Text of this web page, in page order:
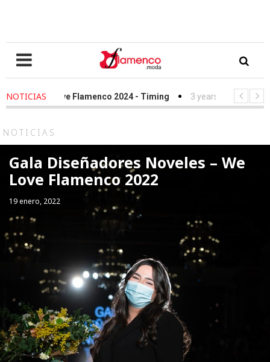
NOTICIAS
- We Love Flamenco 2024 - Timing 3 years ago
Simof
NOTICIAS
Gala Diseñadores Noveles – We
Love Flamenco 2022
19 enero, 2022